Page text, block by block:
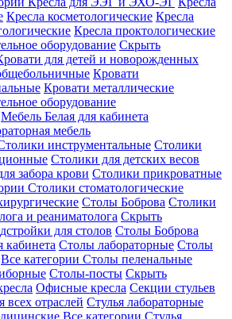
Кресла косметологические Кресла
Кресла проктологические
оборудование Скрыть
для детей и новорожденных
Кровати
Кровати металлические
оборудование
Мебель Белая для кабинета
мебель
инструментальные Столики
Столики для детских весов
забора крови Столики прикроватные
Столики стоматологические
Столы Боброва Столики
и реаниматолога Скрыть
для столов Столы Боброва
кабинета Столы лабораторные Столы
Все категории Столы пеленальные
Столы-посты Скрыть
Офисные кресла Секции стульев
всех отраслей Стулья лабораторные
Все категории Стулья